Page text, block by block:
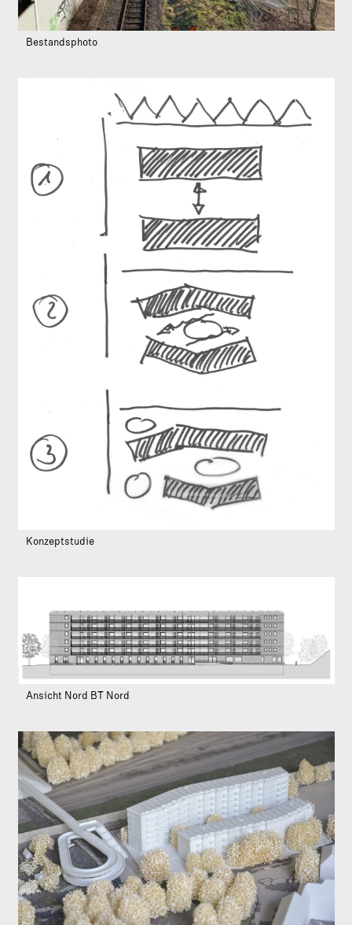
Bestandsphoto
Konzeptstudie
Ansicht Nord BT Nord